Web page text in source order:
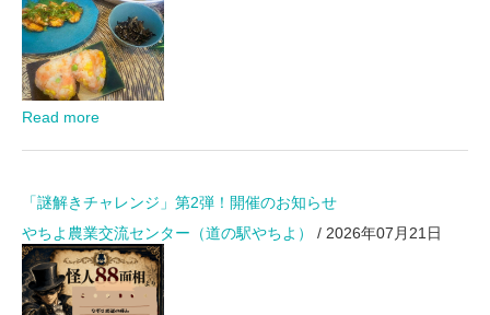
Read more
「謎解きチャレンジ」第2弾！開催のお知らせ
やちよ農業交流センター（道の駅やちよ）
/ 2026年07月21日